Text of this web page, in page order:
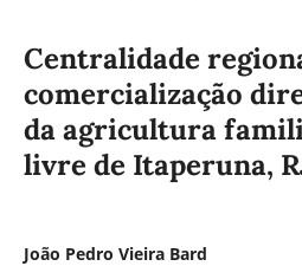
Centralidade
comercialização
da agricultura
livre de Itaperuna,
João Pedro Vieira Bard